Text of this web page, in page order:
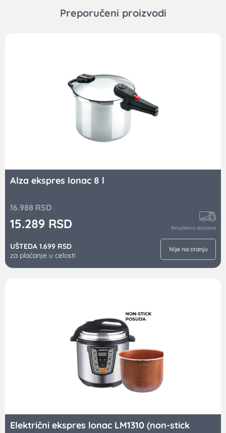
Preporučeni proizvodi
Alza ekspres lonac 8 l
16.988 RSD
15.289 RSD Besplatna dostava
UŠTEDA 1.699 RSD
za plaćanje u celosti
Nije na stanju
Električni ekspres lonac LM1310 (non-stick